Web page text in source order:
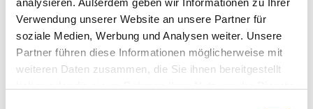
analysieren. Außerdem geben wir Informationen zu Ihrer
Verwendung unserer Website an unsere Partner für
soziale Medien, Werbung und Analysen weiter. Unsere
Partner führen diese Informationen möglicherweise mit
weiteren Daten zusammen, die Sie ihnen bereitgestellt